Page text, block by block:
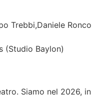
Trebbi,Daniele Ronco
(Studio Baylon)
Siamo nel 2026, in